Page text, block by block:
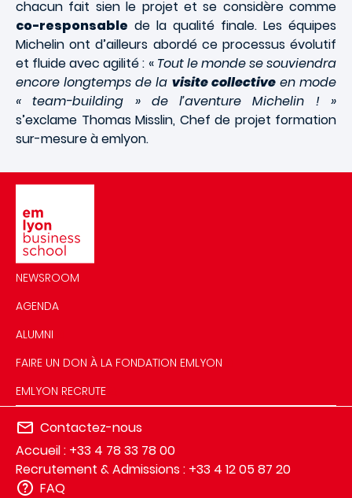
chacun fait sien le projet et se considère comme
co-responsable de la qualité finale. Les équipes
Michelin ont d’ailleurs abordé ce processus évolutif
et fluide avec agilité : « Tout le monde se souviendra
encore longtemps de la visite collectiveen mode
« team-building » de l’aventure Michelin ! »
s’exclame Thomas Misslin, Chef de projet formation
sur-mesure à emlyon.
NEWSROOM
AGENDA
ALUMNI
FAIRE UN DON À LA FONDATION EMLYON
EMLYON RECRUTE
Contactez-nous
Accueil : +33 4 78 33 78 00
Recrutement & Admissions : +33 4 12 05 87 20
FAQ